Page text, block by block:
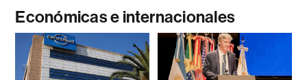
Económicas e internacionales